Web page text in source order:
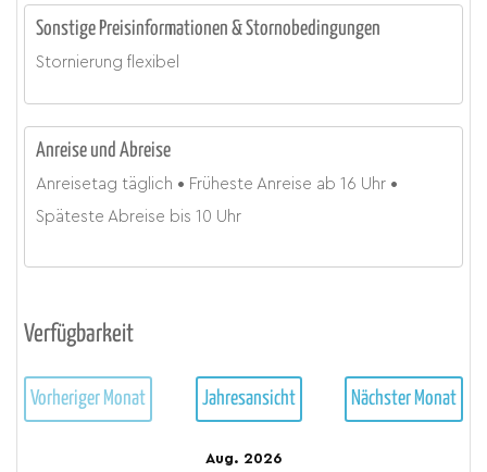
Sonstige Preisinformationen & Stornobedingungen
Stornierung flexibel
Anreise und Abreise
Anreisetag täglich Früheste Anreise ab 16 Uhr
Späteste Abreise bis 10 Uhr
Verfügbarkeit
Vorheriger Monat Jahresansicht Nächster Monat
Aug. 2026